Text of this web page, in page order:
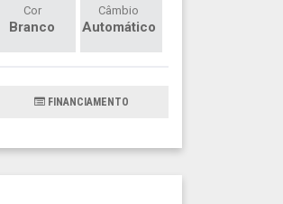
Cor
Branco
Câmbio
Automático
FINANCIAMENTO